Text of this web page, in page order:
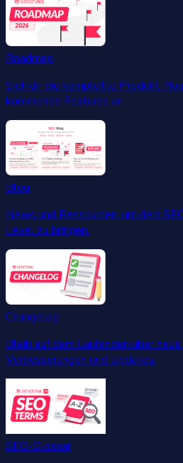
Roadmap
Sieh dir die komplette Produkt-
kommende Features an.
Blog
News und Ressourcen, um dein
Level zu bringen.
Changelog
Bleib auf dem Laufenden über
Verbesserungen und Updates.
SEO-Glossar